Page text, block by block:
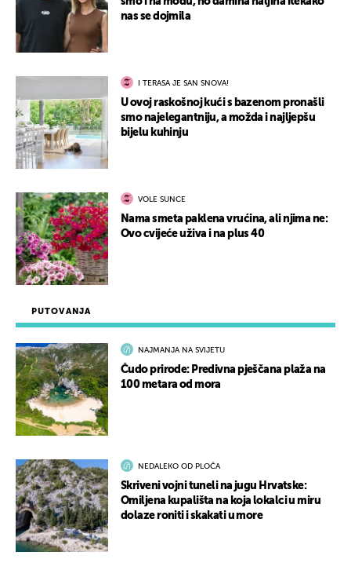
PUTOVANJA
NAJMANJA NA SVIJETU
Čudo prirode: Predivna pješčana plaža na
100 metara od mora
NEDALEKO OD PLOČA
Skriveni vojni tuneli na jugu Hrvatske:
Omiljena kupališta na koja lokalci u miru
dolaze roniti i skakati u more
nas se dojmila
I TERASA JE SAN SNOVA!
U ovoj raskošnoj kući s bazenom pronašli
smo najelegantniju, a možda i najljepšu
bijelu kuhinju
VOLE SUNCE
Nama smeta paklena vrućina, ali njima ne:
Ovo cvijeće uživa i na plus 40